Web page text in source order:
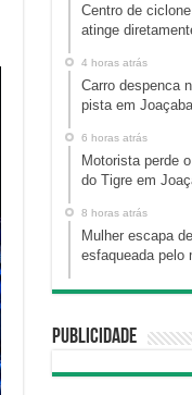
Centro de
atinge
4 horas atrás
Carro despenca
pista em Joaçaba
6 horas atrás
Motorista perde
do Tigre em
8 horas atrás
Mulher escapa
esfaqueada pelo
Publicidade